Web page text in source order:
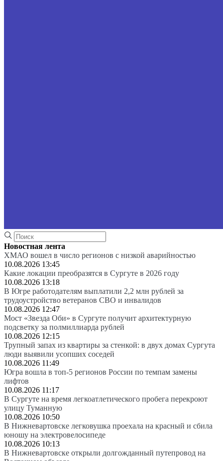
Новостная лента
ХМАО вошел в число регионов с низкой аварийностью
10.08.2026 13:45
Какие локации преобразятся в Сургуте в 2026 году
10.08.2026 13:18
В Югре работодателям выплатили 2,2 млн рублей за
трудоустройство ветеранов СВО и инвалидов
10.08.2026 12:47
Мост «Звезда Оби» в Сургуте получит архитектурную
подсветку за полмиллиарда рублей
10.08.2026 12:15
Трупный запах из квартиры за стенкой: в двух домах Сургута
люди выявили усопших соседей
10.08.2026 11:49
Югра вошла в топ-5 регионов России по темпам замены
лифтов
10.08.2026 11:17
В Сургуте на время легкоатлетического пробега перекроют
улицу Туманную
10.08.2026 10:50
В Нижневартовске легковушка проехала на красный и сбила
юношу на электровелосипеде
10.08.2026 10:13
В Нижневартовске открыли долгожданный путепровод на